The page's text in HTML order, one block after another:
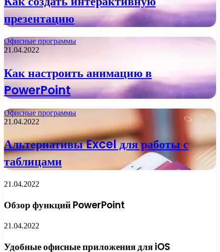
презентацию
Офисные программы
21.04.2022
Как настроить анимацию в
PowerPoint
Офисные программы
21.04.2022
Альтернативы Excel для работы с
таблицами
21.04.2022
Обзор функций PowerPoint
21.04.2022
Удобные офисные приложения для iOS